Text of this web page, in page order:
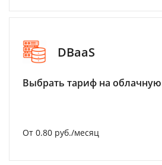
DBaaS
Выбрать тариф на
От 0.80 руб./месяц